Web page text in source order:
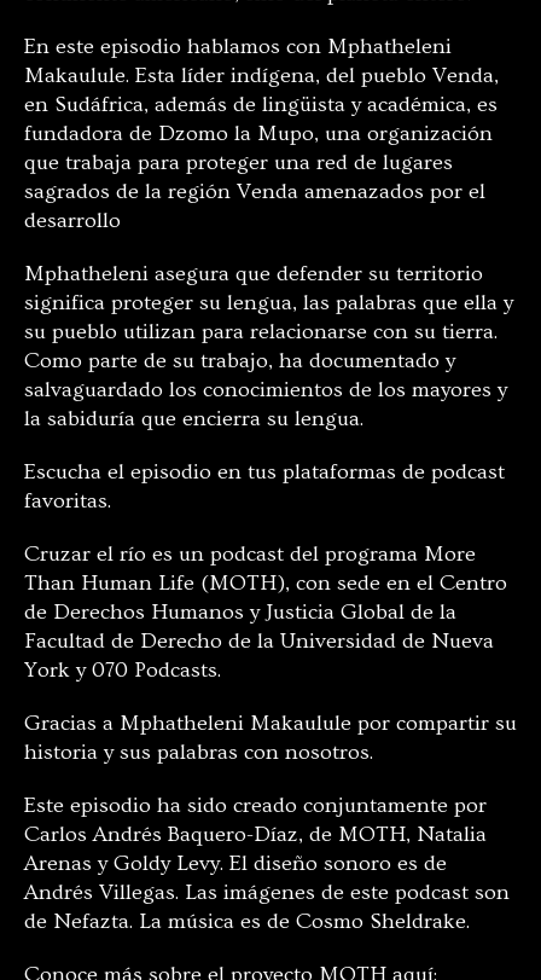
En este episodio hablamos con Mphatheleni
Makaulule. Esta líder indígena, del pueblo Venda,
en Sudáfrica, además de lingüista y académica, es
fundadora de Dzomo la Mupo, una organización
que trabaja para proteger una red de lugares
sagrados de la región Venda amenazados por el
desarrollo
Mphatheleni asegura que defender su territorio
significa proteger su lengua, las palabras que ella y
su pueblo utilizan para relacionarse con su tierra.
Como parte de su trabajo, ha documentado y
salvaguardado los conocimientos de los mayores y
la sabiduría que encierra su lengua.
Escucha el episodio en tus plataformas de podcast
favoritas.
Cruzar el río es un podcast del programa More
Than Human Life (MOTH), con sede en el Centro
de Derechos Humanos y Justicia Global de la
Facultad de Derecho de la Universidad de Nueva
York y 070 Podcasts.
Gracias a Mphatheleni Makaulule por compartir su
historia y sus palabras con nosotros.
Este episodio ha sido creado conjuntamente por
Carlos Andrés Baquero-Díaz, de MOTH, Natalia
Arenas y Goldy Levy. El diseño sonoro es de
Andrés Villegas. Las imágenes de este podcast son
de Nefazta. La música es de Cosmo Sheldrake.
Conoce más sobre el proyecto MOTH aquí: